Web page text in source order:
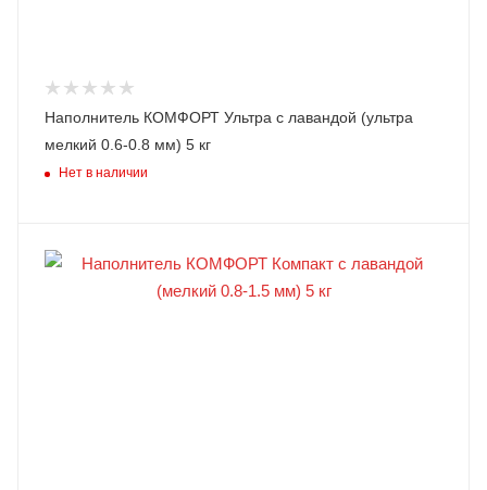
Наполнитель КОМФОРТ Ультра с лавандой (ультра
мелкий 0.6-0.8 мм) 5 кг
Нет в наличии